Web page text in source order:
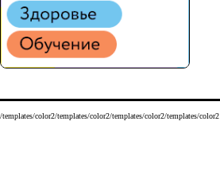
/templates/color2/templates/color2/templates/color2/templates/color2